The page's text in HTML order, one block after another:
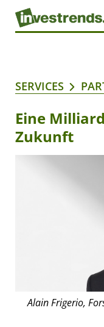
SERVICES
Eine
Zukunft
Alain Frigerio,